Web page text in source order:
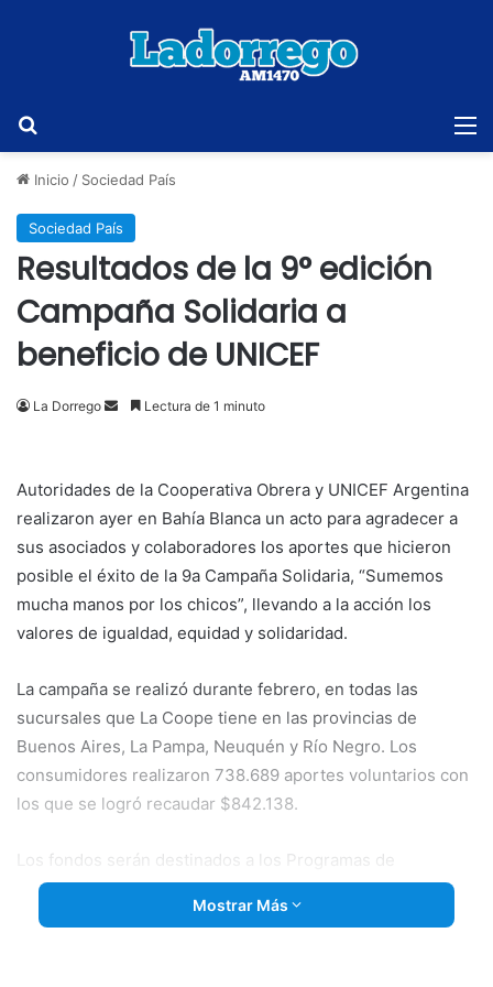
Inicio / Sociedad País
Sociedad País
Resultados de la 9° edición
Campaña Solidaria a
beneficio de UNICEF
La Dorrego
SendLectura de 1 minuto
Autoridades de la Cooperativa Obrera y UNICEF Argentina
realizaron ayer en Bahía Blanca un acto para agradecer a
sus asociados y colaboradores los aportes que hicieron
posible el éxito de la 9a Campaña Solidaria, “Sumemos
mucha manos por los chicos”, llevando a la acción los
valores de igualdad, equidad y solidaridad.
La campaña se realizó durante febrero, en todas las
sucursales que La Coope tiene en las provincias de
Buenos Aires, La Pampa, Neuquén y Río Negro. Los
consumidores realizaron 738.689 aportes voluntarios con
los que se logró recaudar $842.138.
Los fondos serán destinados a los Programas de
Protección de la Adolescencia que UNICEF promueve en la
Argentina.
Mostrar Más